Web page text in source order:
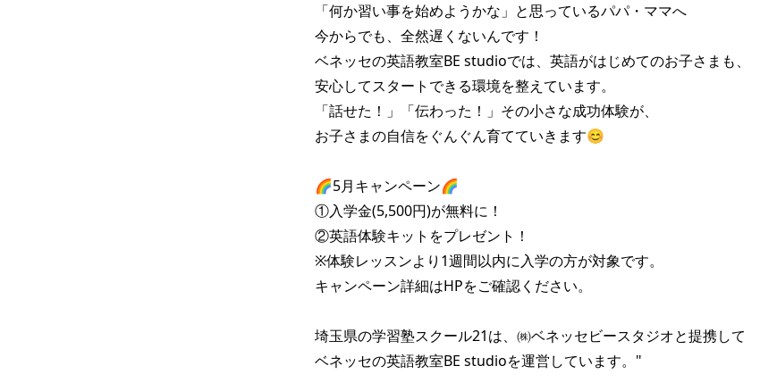
「何か習い事を始めようかな」と思っているパパ・ママへ
今からでも、全然遅くないんです！
ベネッセの英語教室BE studioでは、英語がはじめてのお子さまも、
安心してスタートできる環境を整えています。
「話せた！」「伝わった！」その小さな成功体験が、
お子さまの自信をぐんぐん育てていきます😊
🌈5月キャンペーン🌈
①入学金(5,500円)が無料に！
②英語体験キットをプレゼント！
※体験レッスンより1週間以内に入学の方が対象です。
キャンペーン詳細はHPをご確認ください。
埼玉県の学習塾スクール21は、㈱ベネッセビースタジオと提携して
ベネッセの英語教室BE studioを運営しています。"